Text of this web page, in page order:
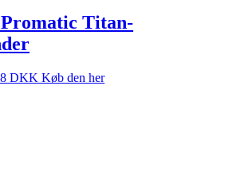
Titan-
DKK Køb den her